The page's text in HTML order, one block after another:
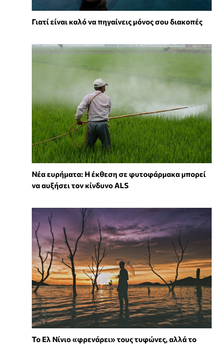
Γιατί είναι καλό να πηγαίνεις μόνος σου διακοπές
Νέα ευρήματα: Η έκθεση σε φυτοφάρμακα μπορεί
να αυξήσει τον κίνδυνο ALS
Το Ελ Νίνιο «φρενάρει» τους τυφώνες, αλλά το